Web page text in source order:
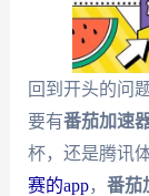
回到开头的问
要有番茄加速
杯，还是腾讯
赛的app， 番茄